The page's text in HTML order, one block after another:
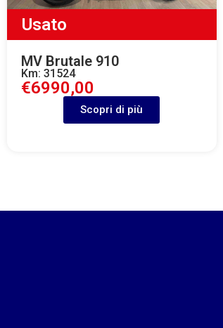
Usato
MV Brutale 910
Km: 31524
€6990,00
Scopri di più